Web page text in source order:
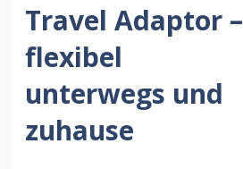
Travel Adaptor –
flexibel
unterwegs und
zuhause